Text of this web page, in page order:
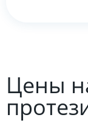
Цены